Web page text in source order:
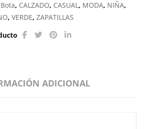
Bota, CALZADO, CASUAL, MODA, NIÑA,
, VERDE, ZAPATILLAS
ADICIONAL